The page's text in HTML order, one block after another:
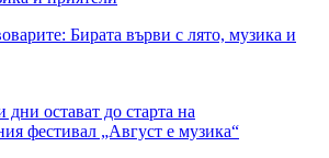
Бирата върви с лято, музика и